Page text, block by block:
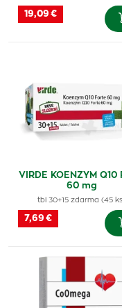
19,09 €
VIRDE KOENZYM Q10
60 mg
tbl 30+15 zdarma (45
7,69 €